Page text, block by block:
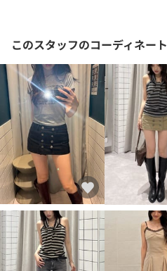
このスタッフのコーディネート